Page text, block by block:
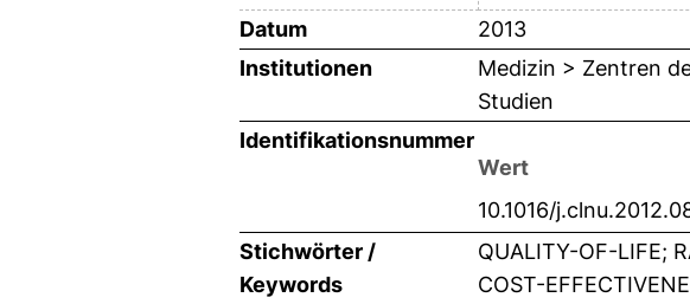
Datum
2013
Institutionen
Medizin > Zentren
Studien
Identifikationsnummer
Wert
10.1016/
Stichwörter /
Keywords
QUALITY-OF-LIFE;
COST-